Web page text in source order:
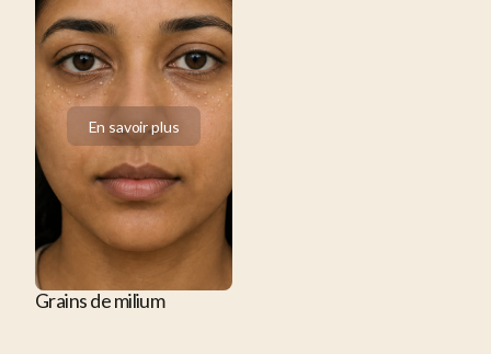
En savoir plus
En savoir plus
Grains de milium